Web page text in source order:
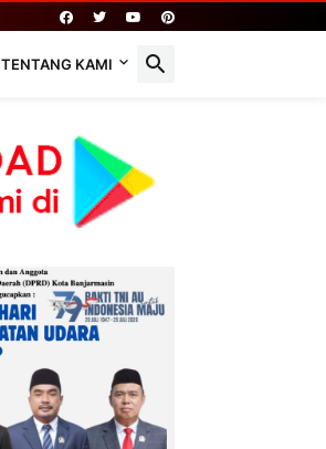
TENTANG KAMI